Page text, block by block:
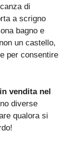
di
a scrigno
bagno e
un castello,
per consentire
vendita nel
diverse
qualora si